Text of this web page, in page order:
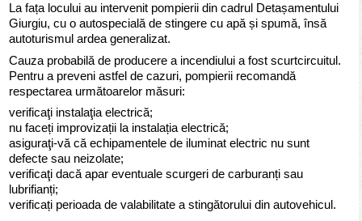
La fața locului au intervenit pompierii din cadrul Detașamentului
Giurgiu, cu o autospecială de stingere cu apă și spumă, însă
autoturismul ardea generalizat.
Cauza probabilă de producere a incendiului a fost scurtcircuitul.
Pentru a preveni astfel de cazuri, pompierii recomandă
respectarea următoarelor măsuri:
verificaţi instalaţia electrică;
nu faceți improvizații la instalația electrică;
asiguraţi-vă că echipamentele de iluminat electric nu sunt
defecte sau neizolate;
verificaţi dacă apar eventuale scurgeri de carburanți sau
lubrifianți;
verificați perioada de valabilitate a stingătorului din autovehicul.